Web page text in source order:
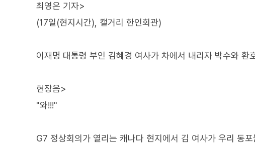
최영은 기자>
(17일(현지시간), 캘거리 한인회관)
이재명 대통령 부인 김혜경 여사가 차에서 내리자 박수와 환
현장음>
"와!!!"
G7 정상회의가 열리는 캐나다 현지에서 김 여사가 우리 동